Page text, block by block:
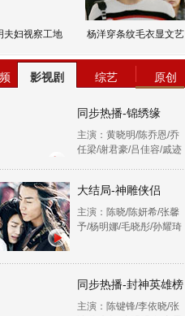
夫妇视察工地 杨洋穿条纹毛衣显文艺
影视剧 综艺 原创
同步热播-锦绣缘
主演：黄晓明/陈乔恩/乔
任梁/谢君豪/吕佳容/戚迹
大结局-神雕侠侣
主演：陈晓/陈妍希/张馨
予/杨明娜/毛晓彤/孙耀琦
同步热播-封神英雄榜
主演：陈键锋/李依晓/张